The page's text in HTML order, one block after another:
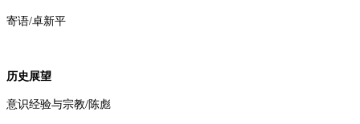
寄语/卓新平
历史展望
意识经验与宗教/陈彪